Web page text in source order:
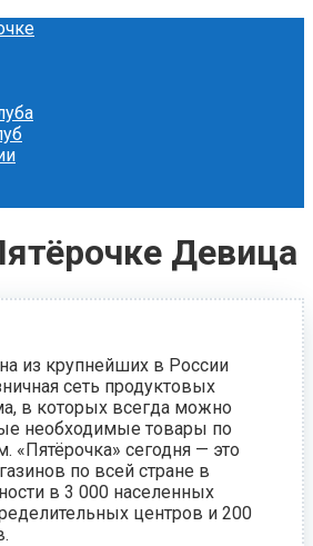
Девица
из крупнейших в России
сеть продуктовых
в которых всегда можно
необходимые товары по
сегодня — это
по всей стране в
в 3 000 населенных
центров и 200